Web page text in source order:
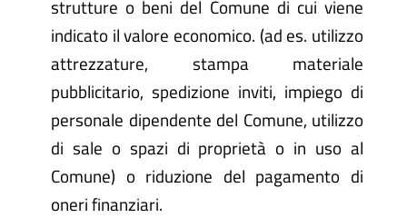
strutture o beni del Comune di cui viene
indicato il valore economico. (ad es. utilizzo
attrezzature, stampa materiale
pubblicitario, spedizione inviti, impiego di
personale dipendente del Comune, utilizzo
di sale o spazi di proprietà o in uso al
Comune) o riduzione del pagamento di
oneri finanziari.